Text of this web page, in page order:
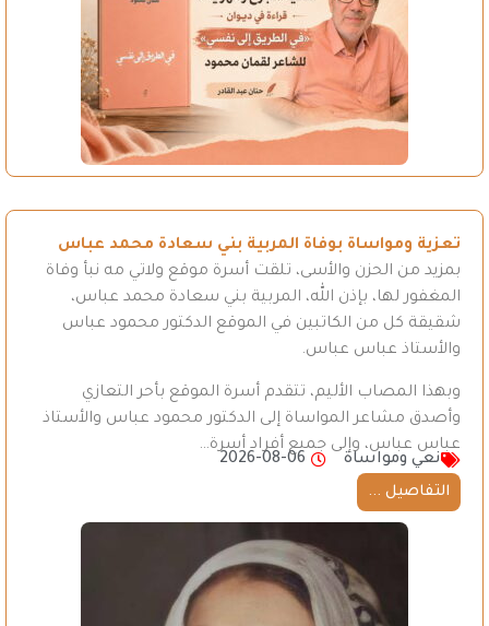
تعزية ومواساة بوفاة المربية بني سعادة محمد عباس
بمزيد من الحزن والأسى، تلقت أسرة موقع ولاتي مه نبأ وفاة
المغفور لها، بإذن الله، المربية بني سعادة محمد عباس،
شقيقة كل من الكاتبين في الموقع الدكتور محمود عباس
والأستاذ عباس عباس.
وبهذا المصاب الأليم، تتقدم أسرة الموقع بأحر التعازي
وأصدق مشاعر المواساة إلى الدكتور محمود عباس والأستاذ
عباس عباس، وإلى جميع أفراد أسرة…
نعي ومواساة
2026-08-06
التفاصيل ...